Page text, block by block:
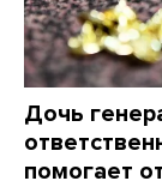
Дочь
помогает